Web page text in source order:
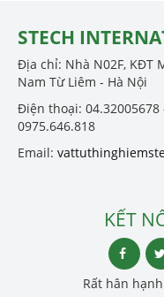
STECH
Địa chỉ: Nhà N02F, KĐT
Nam Từ Liêm - Hà Nội
Điện thoại: 04.32005678
0975.646.818
Email:
KẾT
Rất hân